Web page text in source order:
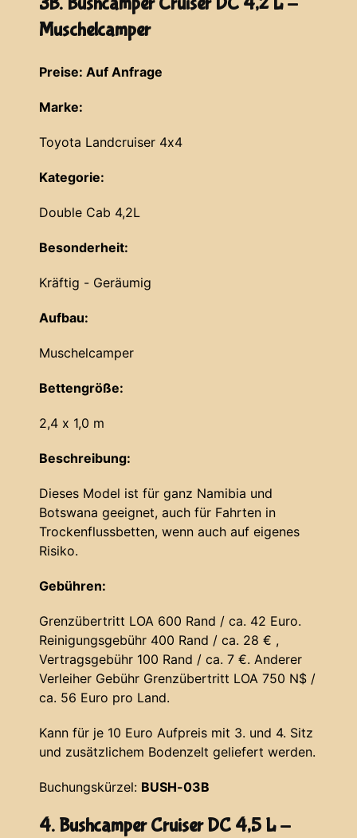
Muschelcamper
Preise: Auf Anfrage
Marke:
Toyota Landcruiser 4x4
Kategorie:
Double Cab 4,2L
Besonderheit:
Kräftig - Geräumig
Aufbau:
Muschelcamper
Bettengröße:
2,4 x 1,0 m
Beschreibung:
Dieses Model ist für ganz Namibia und
Botswana geeignet, auch für Fahrten in
Trockenflussbetten, wenn auch auf eigenes
Risiko.
Gebühren:
Grenzübertritt LOA 600 Rand / ca. 42 Euro.
Reinigungsgebühr 400 Rand / ca. 28 € ,
Vertragsgebühr 100 Rand / ca. 7 €. Anderer
Verleiher Gebühr Grenzübertritt LOA 750 N$ /
ca. 56 Euro pro Land.
Kann für je 10 Euro Aufpreis mit 3. und 4. Sitz
und zusätzlichem Bodenzelt geliefert werden.
Buchungskürzel: BUSH-03B
4. Bushcamper Cruiser DC 4,5 L -